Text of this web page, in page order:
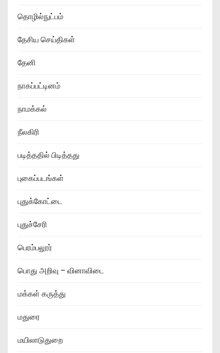
தொழில்நுட்பம்
தேசிய செய்திகள்
தேனி
நாகப்பட்டினம்
நாமக்கல்
நீலகிரி
படித்ததில் பிடித்தது
புகைப்படங்கள்
புதுக்கோட்டை
புதுச்சேரி
பெரம்பலூர்
பொது அறிவு – வினாவிடை
மக்கள் கருத்து
மதுரை
மயிலாடுதுறை